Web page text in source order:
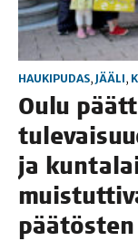
HAUKIPUDAS, JÄÄLI,
Oulu
ja